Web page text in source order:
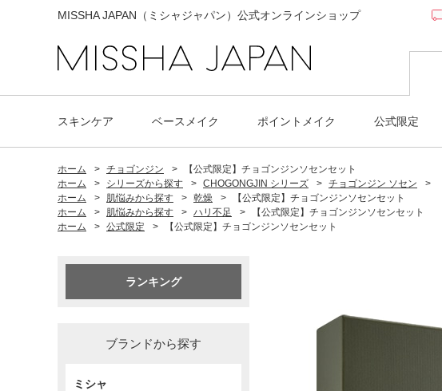
MISSHA JAPAN（ミシャジャパン）公式オンラインショップ
スキンケア ベースメイク ポイントメイク 公式限定
ホーム > チョゴンジン >
【公式限定】チョゴンジンソセンセット
ホーム
> シリーズから探す > CHOGONGJIN シリーズ > チョゴンジン ソセン >
ホーム
> 肌悩みから探す > 乾燥 >
【公式限定】チョゴンジンソセンセット
ホーム
> 肌悩みから探す > ハリ不足 >
【公式限定】チョゴンジンソセンセット
ホーム
> 公式限定 > 【公式限定】チョゴンジンソセンセット
ランキング
ブランドから探す
ミシャ